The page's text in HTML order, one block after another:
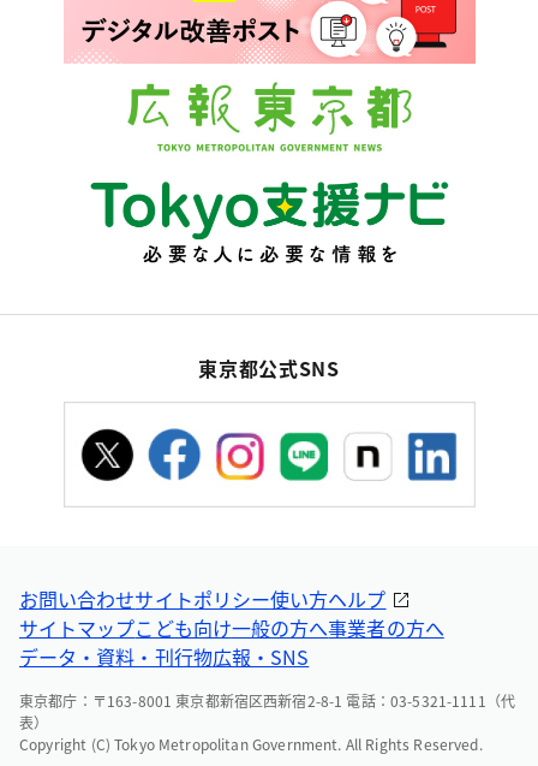
東京都公式SNS
お問い合わせサイトポリシー使い方ヘルプ
サイトマップこども向け一般の方へ事業者の方へ
データ・資料・刊行物広報・SNS
東京都庁：〒163-8001 東京都新宿区西新宿2-8-1 電話：03-5321-1111（代
表）
Copyright (C) Tokyo Metropolitan Government. All Rights Reserved.